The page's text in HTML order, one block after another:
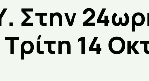
Στην
14